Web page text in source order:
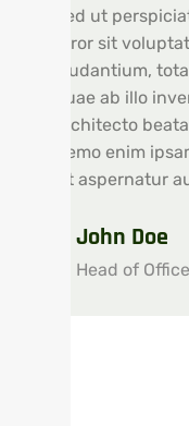
Sed ut
error sit
laudantium,
quae ab illo
architecto
Nemo enim
sit aspernatur
John Doe
Head of